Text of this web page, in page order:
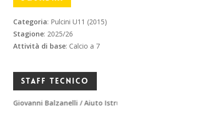
Categoria: Pulcini U11 (2015)
Stagione: 2025/26
Attività di base: Calcio a 7
Staff Tecnico
Giovanni Balzanelli / Aiuto Istruttore